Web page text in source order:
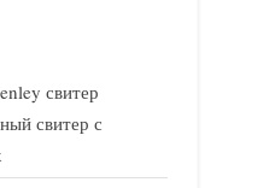
свитер
свитер с